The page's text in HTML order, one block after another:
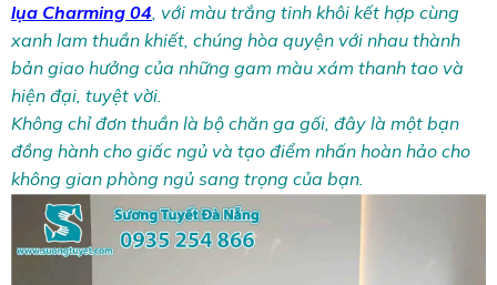
lụa Charming 04, với màu trắng tinh khôi kết hợp cùng
xanh lam thuần khiết, chúng hòa quyện với nhau thành
bản giao hưởng của những gam màu xám thanh tao và
hiện đại, tuyệt vời.
Không chỉ đơn thuần là bộ chăn ga gối, đây là một bạn
đồng hành cho giấc ngủ và tạo điểm nhấn hoàn hảo cho
không gian phòng ngủ sang trọng của bạn.